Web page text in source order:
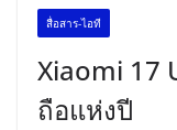
สื่อสาร-ไอที
Xiaomi 17
ถือแห่งปี